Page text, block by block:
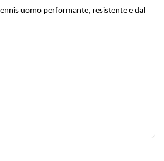
uomo performante, resistente e dal